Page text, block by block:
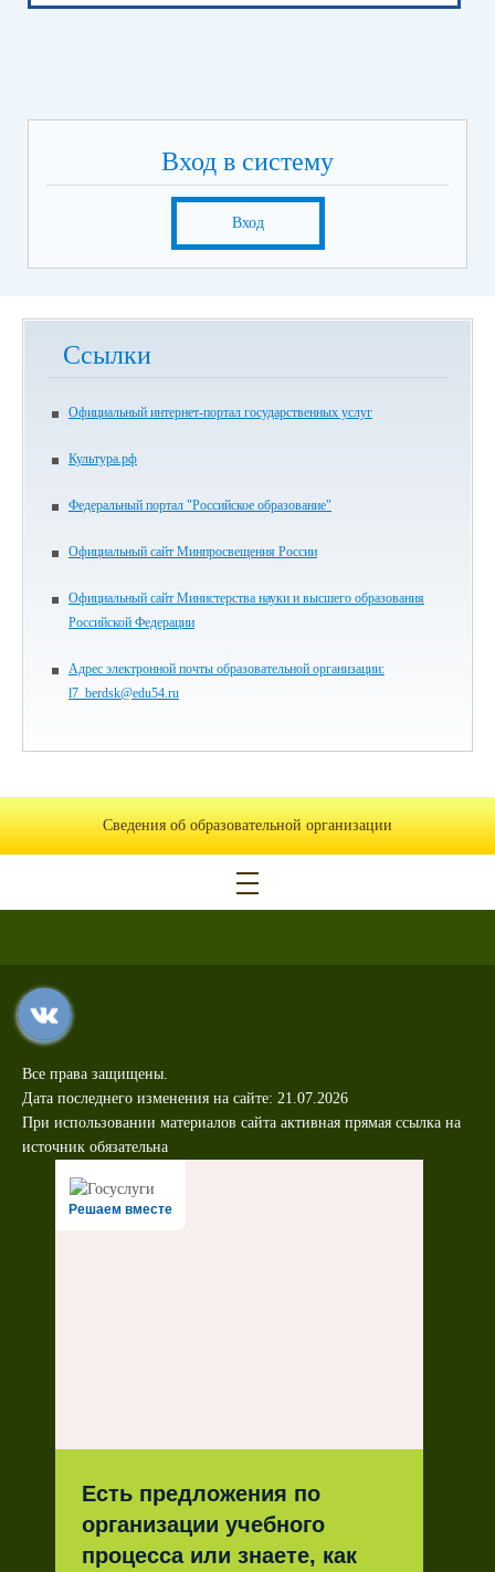
Вход в систему
Вход
Ссылки
Официальный интернет-портал государственных услуг
Культура.рф
Федеральный портал "Российское образование"
Официальный сайт Минпросвещения России
Официальный сайт Министерства науки и высшего образования
Российской Федерации
Адрес электронной почты образовательной организации:
l7_berdsk@edu54.ru
Сведения об образовательной организации
Все права защищены.
Дата последнего изменения на сайте: 21.07.2026
При использовании материалов сайта активная прямая ссылка на
источник обязательна
Решаем вместе
Есть предложения по
организации учебного
процесса или знаете, как